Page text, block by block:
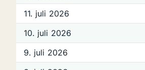
11. juli 2026
10. juli 2026
9. juli 2026